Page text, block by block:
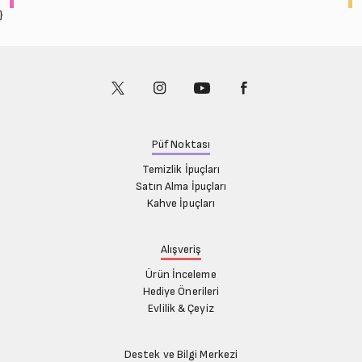
}
Püf Noktası
Temizlik İpuçları
Satın Alma İpuçları
Kahve İpuçları
Alışveriş
Ürün İnceleme
Hediye Önerileri
Evlilik & Çeyiz
Destek ve Bilgi Merkezi